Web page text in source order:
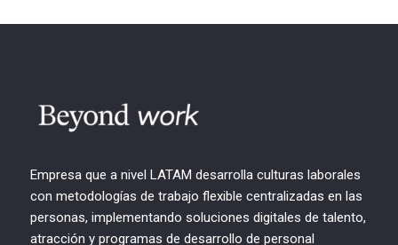
Empresa que a nivel LATAM desarrolla culturas laborales
con metodologías de trabajo flexible centralizadas en las
personas, implementando soluciones digitales de talento,
atracción y programas de desarrollo de personal